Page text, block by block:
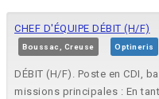
CHEF D'ÉQUIPE DÉBIT (H/F)
Boussac, Creuse Optineris
DÉBIT (H/F). Poste en CDI,
missions principales : En tant